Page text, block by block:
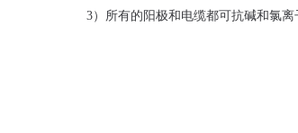
3）所有的阳极和电缆都可抗碱和氯离